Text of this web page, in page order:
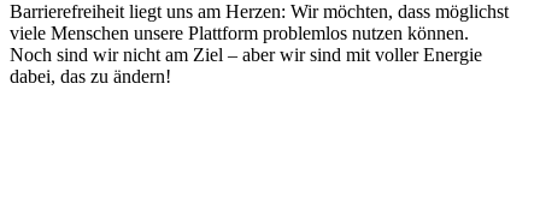
Barrierefreiheit liegt uns am Herzen: Wir möchten, dass möglichst
viele Menschen unsere Plattform problemlos nutzen können.
Noch sind wir nicht am Ziel – aber wir sind mit voller Energie
dabei, das zu ändern!